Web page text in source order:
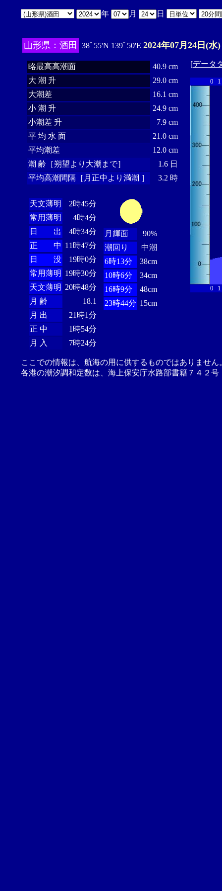
年 月 日
山形県：酒田 38ﾟ55'N 139ﾟ50'E 2024年07月24日(水)
略最高高潮面
40.9 cm
大 潮 升
29.0 cm
大潮差
16.1 cm
小 潮 升
24.9 cm
小潮差 升
7.9 cm
平 均 水 面
21.0 cm
平均潮差
12.0 cm
潮 齢［朔望より大潮まで］
1.6 日
平均高潮間隔［月正中より満潮 ］
3.2 時
天文薄明
2時45分
常用薄明
4時4分
日 出
4時34分
正 中 11時47分
日 没
19時0分
常用薄明 19時30分
天文薄明 20時48分
月 齢
18.1
月 出
21時1分
正 中
1時54分
月 入
7時24分
月輝面
90%
潮回り
中潮
6時13分
38cm
10時6分
34cm
16時9分
48cm
23時44分 15cm
[データ
0 1
0 1
ここでの情報は、航海の用に供するものではありませ
各港の潮汐調和定数は、海上保安庁水路部書籍７４２